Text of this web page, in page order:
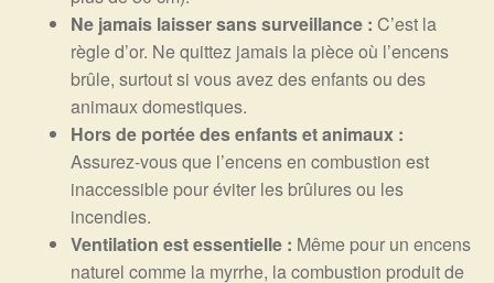
Ne jamais laisser sans surveillance : C’est la
règle d’or. Ne quittez jamais la pièce où l’encens
brûle, surtout si vous avez des enfants ou des
animaux domestiques.
Hors de portée des enfants et animaux :
Assurez-vous que l’encens en combustion est
inaccessible pour éviter les brûlures ou les
incendies.
Ventilation est essentielle : Même pour un encens
naturel comme la myrrhe, la combustion produit de